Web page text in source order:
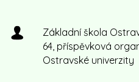
Základní škola
64, příspěvková
Ostravské univerzity